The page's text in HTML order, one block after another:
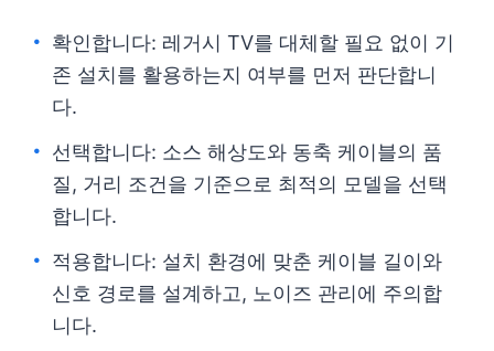
확인합니다: 레거시 TV를 대체할 필요 없이 기
존 설치를 활용하는지 여부를 먼저 판단합니
다.
선택합니다: 소스 해상도와 동축 케이블의 품
질, 거리 조건을 기준으로 최적의 모델을 선택
합니다.
적용합니다: 설치 환경에 맞춘 케이블 길이와
신호 경로를 설계하고, 노이즈 관리에 주의합
니다.